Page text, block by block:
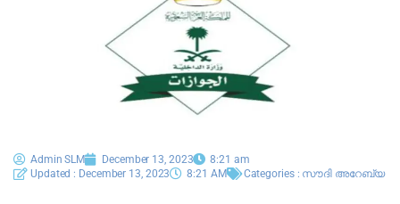
Admin SLM December 13, 2023
8:21 am
Updated : December 13, 2023
8:21 AM Categories : സൗദി അറേബ്യ